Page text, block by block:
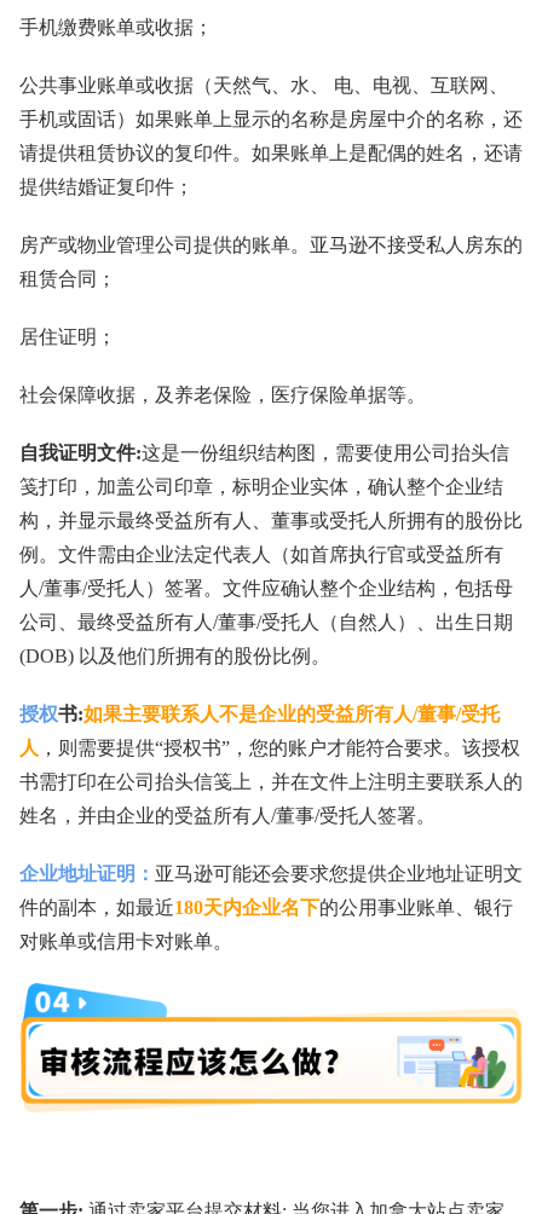
⼿机缴费账单或收据；
公共事业账单或收据（天然⽓、⽔、 电、电视、互联⽹、
⼿机或固话）如果账单上显⽰的名称是房屋中介的名称，还
请提供租赁协议的复印件。如果账单上是配偶的姓名，还请
提供结婚证复印件；
房产或物业管理公司提供的账单。亚⻢逊不接受私⼈房东的
租赁合同；
居住证明；
社会保障收据，及养⽼保险，医疗保险单据等。
自我证明文件:这是一份组织结构图，需要使用公司抬头信
笺打印，加盖公司印章，标明企业实体，确认整个企业结
构，并显示最终受益所有人、董事或受托人所拥有的股份比
例。文件需由企业法定代表人（如首席执行官或受益所有
人/董事/受托人）签署。文件应确认整个企业结构，包括母
公司、最终受益所有人/董事/受托人（自然人）、出生日期
(DOB) 以及他们所拥有的股份比例。
授权书:如果主要联系人不是企业的受益所有人/董事/受托
人 ，则需要提供“授权书”，您的账户才能符合要求。该授权
书需打印在公司抬头信笺上，并在文件上注明主要联系人的
姓名，并由企业的受益所有人/董事/受托人签署。
企业地址证明： 亚⻢逊可能还会要求您提供企业地址证明⽂
件的副本，如最近180天内企业名下的公⽤事业账单、银⾏
对账单或信⽤卡对账单。